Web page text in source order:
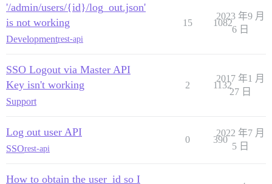
'/admin/users/{id}/log_out.json'
is not working
Developmentrest-api
15 1082
2023 年9 月
6 日
SSO Logout via Master API
Key isn't working
Support
2 1132
2017 年1 月
27 日
Log out user API
SSOrest-api
0 390
2022 年7 月
5 日
How to obtain the user_id so I